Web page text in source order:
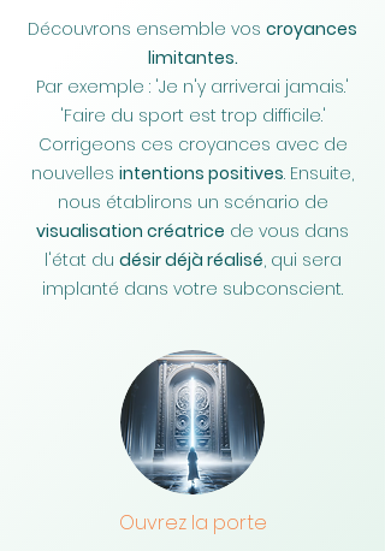
Découvrons ensemble vos croyances
limitantes.
Par exemple : 'Je n'y arriverai jamais.'
'Faire du sport est trop difficile.'
Corrigeons ces croyances avec de
nouvelles intentions positives. Ensuite,
nous établirons un scénario de
visualisation créatrice de vous dans
l'état du désir déjà réalisé, qui sera
implanté dans votre subconscient.
Ouvrez la porte